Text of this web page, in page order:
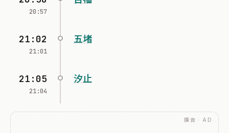
20:57
21:02
21:01
五堵
21:05
21:04
汐止
廣告 · AD